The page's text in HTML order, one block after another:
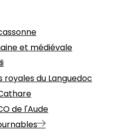
et médiévale
royales du Languedoc
de l'Aude